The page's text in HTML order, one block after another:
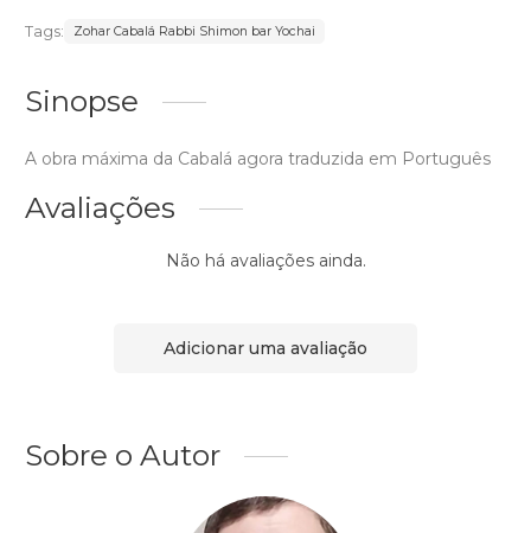
Tags: Zohar Cabalá Rabbi Shimon bar Yochai
Sinopse
A obra máxima da Cabalá agora traduzida em Português
Avaliações
Não há avaliações ainda.
Adicionar uma avaliação
Sobre o Autor